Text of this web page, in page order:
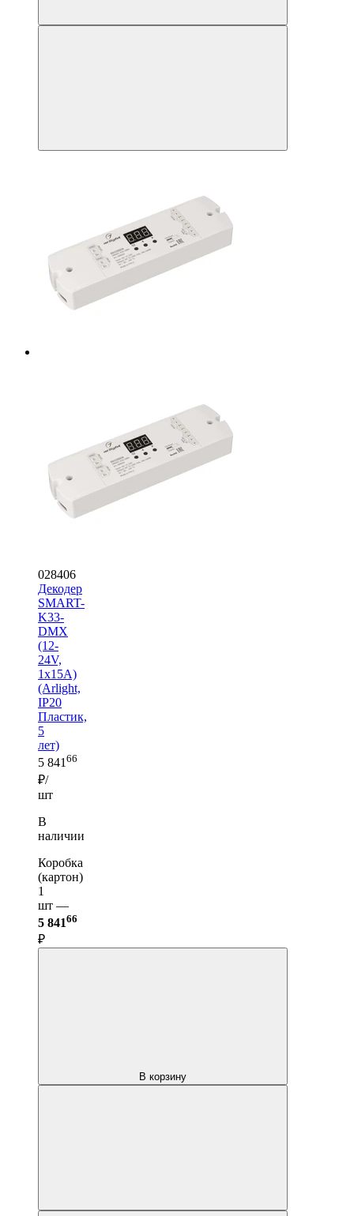
028406
Декодер
SMART-
K33-
DMX
(12-
24V,
1x15A)
(Arlight,
IP20
Пластик,
5
лет)
5 84166
₽/
шт
В
наличии
Коробка
(картон)
1
шт —
5 84166
₽
В корзину